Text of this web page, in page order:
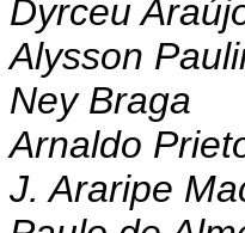
Dyrceu
Alysson
Ney Braga
Arnaldo
J. Araripe